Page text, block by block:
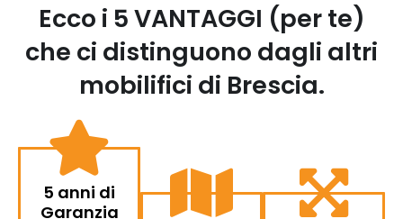
Ecco i 5 VANTAGGI (per te)
che ci distinguono dagli altri
mobilifici di Brescia.
5 anni di
Garanzia